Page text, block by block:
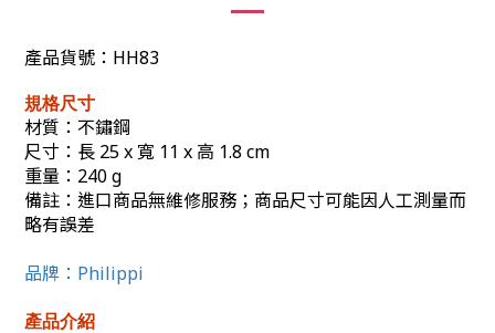
產品貨號： HH83
規格尺寸
材質： 不鏽鋼
尺寸： 長 25 x 寬 11 x 高 1.8 cm
重量： 240 g
備註：進口商品無維修服務；商品尺寸可能因人工測量而
略有誤差
品牌：Philippi
產品介紹